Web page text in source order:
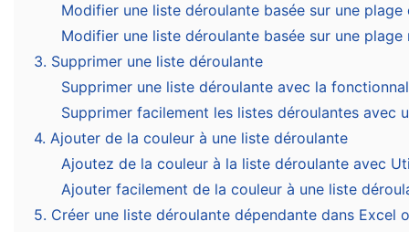
Modifier une liste déroulante basée sur une plage
Modifier une liste déroulante basée sur une plage
3. Supprimer une liste déroulante
Supprimer une liste déroulante avec la
Supprimer facilement les listes déroulantes avec
4. Ajouter de la couleur à une liste déroulante
Ajoutez de la couleur à la liste déroulante avec
Ajouter facilement de la couleur à une liste
5. Créer une liste déroulante dépendante dans Excel